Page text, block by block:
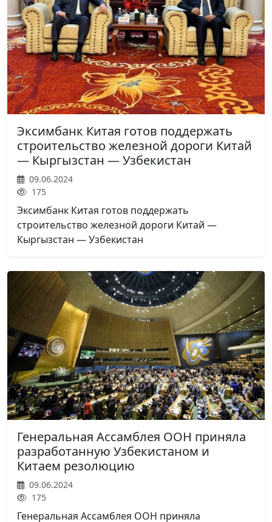
Эксимбанк Китая готов поддержать
строительство железной дороги Китай
— Кыргызстан — Узбекистан
09.06.2024
175
Эксимбанк Китая готов поддержать
строительство железной дороги Китай —
Кыргызстан — Узбекистан
Генеральная Ассамблея ООН приняла
разработанную Узбекистаном и
Китаем резолюцию
09.06.2024
175
Генеральная Ассамблея ООН приняла